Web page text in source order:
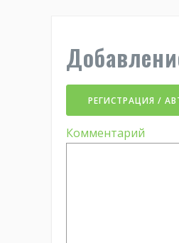
РЕГИСТРАЦИЯ /
Комментарий